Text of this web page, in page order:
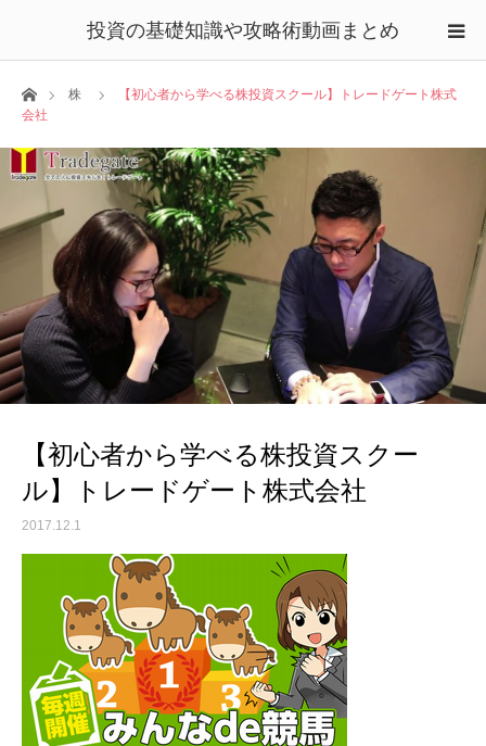
投資の基礎知識や攻略術動画まとめ
ホーム株
【初心者から学べる株投資スクール】トレードゲート株式
会社
【初心者から学べる株投資スクー
ル】トレードゲート株式会社
2017.12.1